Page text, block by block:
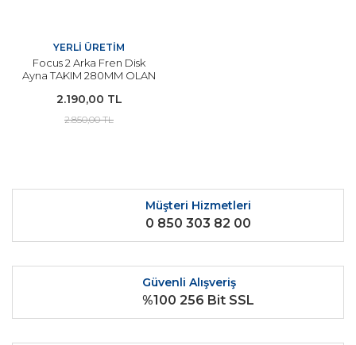
YERLİ ÜRETİM
Focus 2 Arka Fren Disk
Ayna TAKIM 280MM OLAN
Modeller İçin
2.190,00 TL
2.850,00 TL
Müşteri Hizmetleri
0 850 303 82 00
Güvenli Alışveriş
%100 256 Bit SSL